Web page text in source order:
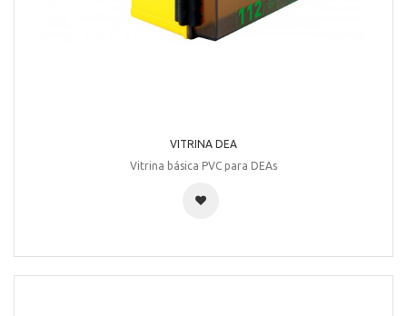
VITRINA DEA
Vitrina básica PVC para DEAs